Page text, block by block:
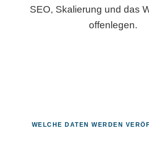
SEO, Skalierung und das
offenlegen.
WELCHE DATEN WERDEN